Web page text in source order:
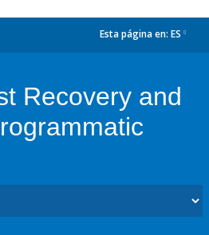
Esta página en: ES
Recovery and